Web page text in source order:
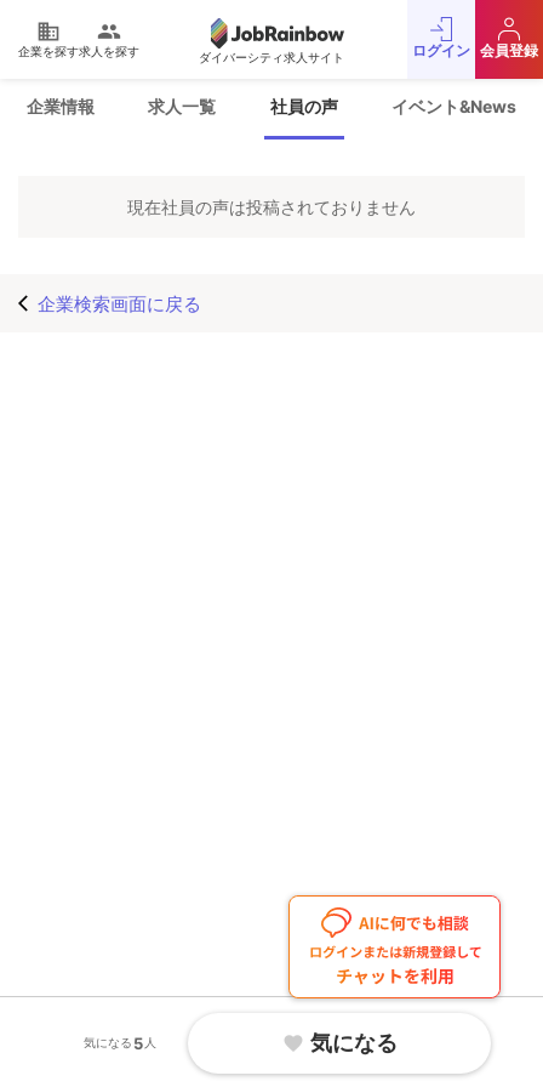
domain
企業を探す
people
求人を探す ダイバーシティ求人サイト ログイン 会員登録
気になる 5 人 favorite 気になる
企業情報 求人一覧 社員の声 イベント&News
現在社員の声は投稿されておりません
arrow_back_ios 企業検索画面に戻る
プライバシーポリシー